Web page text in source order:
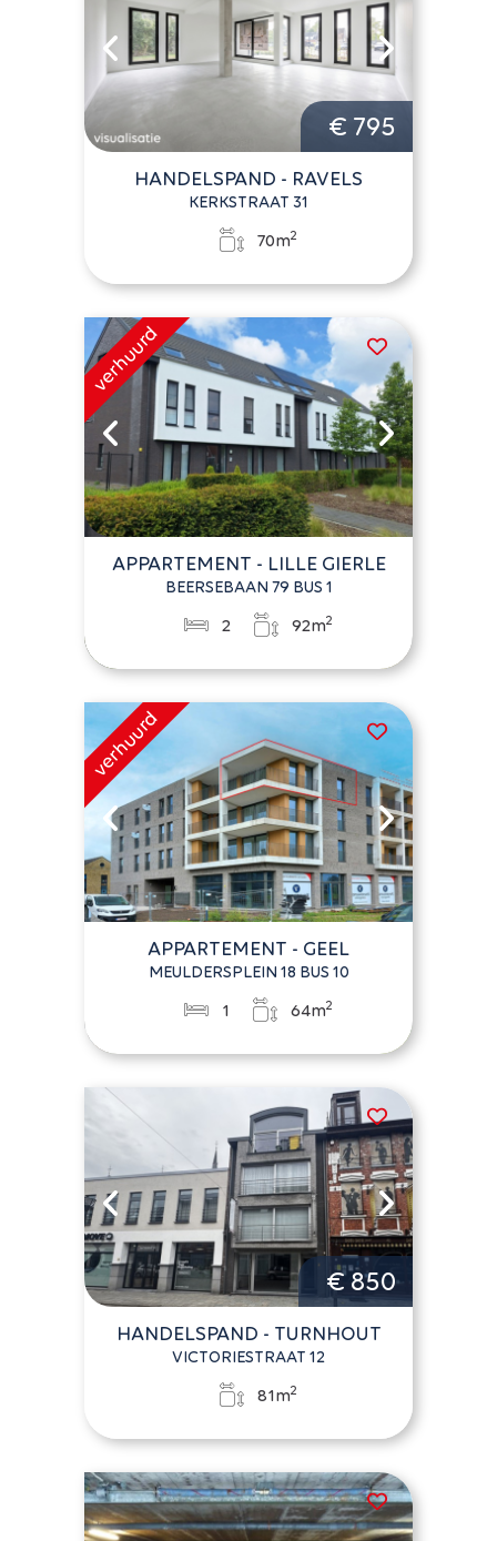
€ 795
HANDELSPAND - RAVELS
KERKSTRAAT 31
70m2
APPARTEMENT - LILLE GIERLE
BEERSEBAAN 79 BUS 1
2 92m2
APPARTEMENT - GEEL
MEULDERSPLEIN 18 BUS 10
1 64m2
€ 850
HANDELSPAND - TURNHOUT
VICTORIESTRAAT 12
81m2